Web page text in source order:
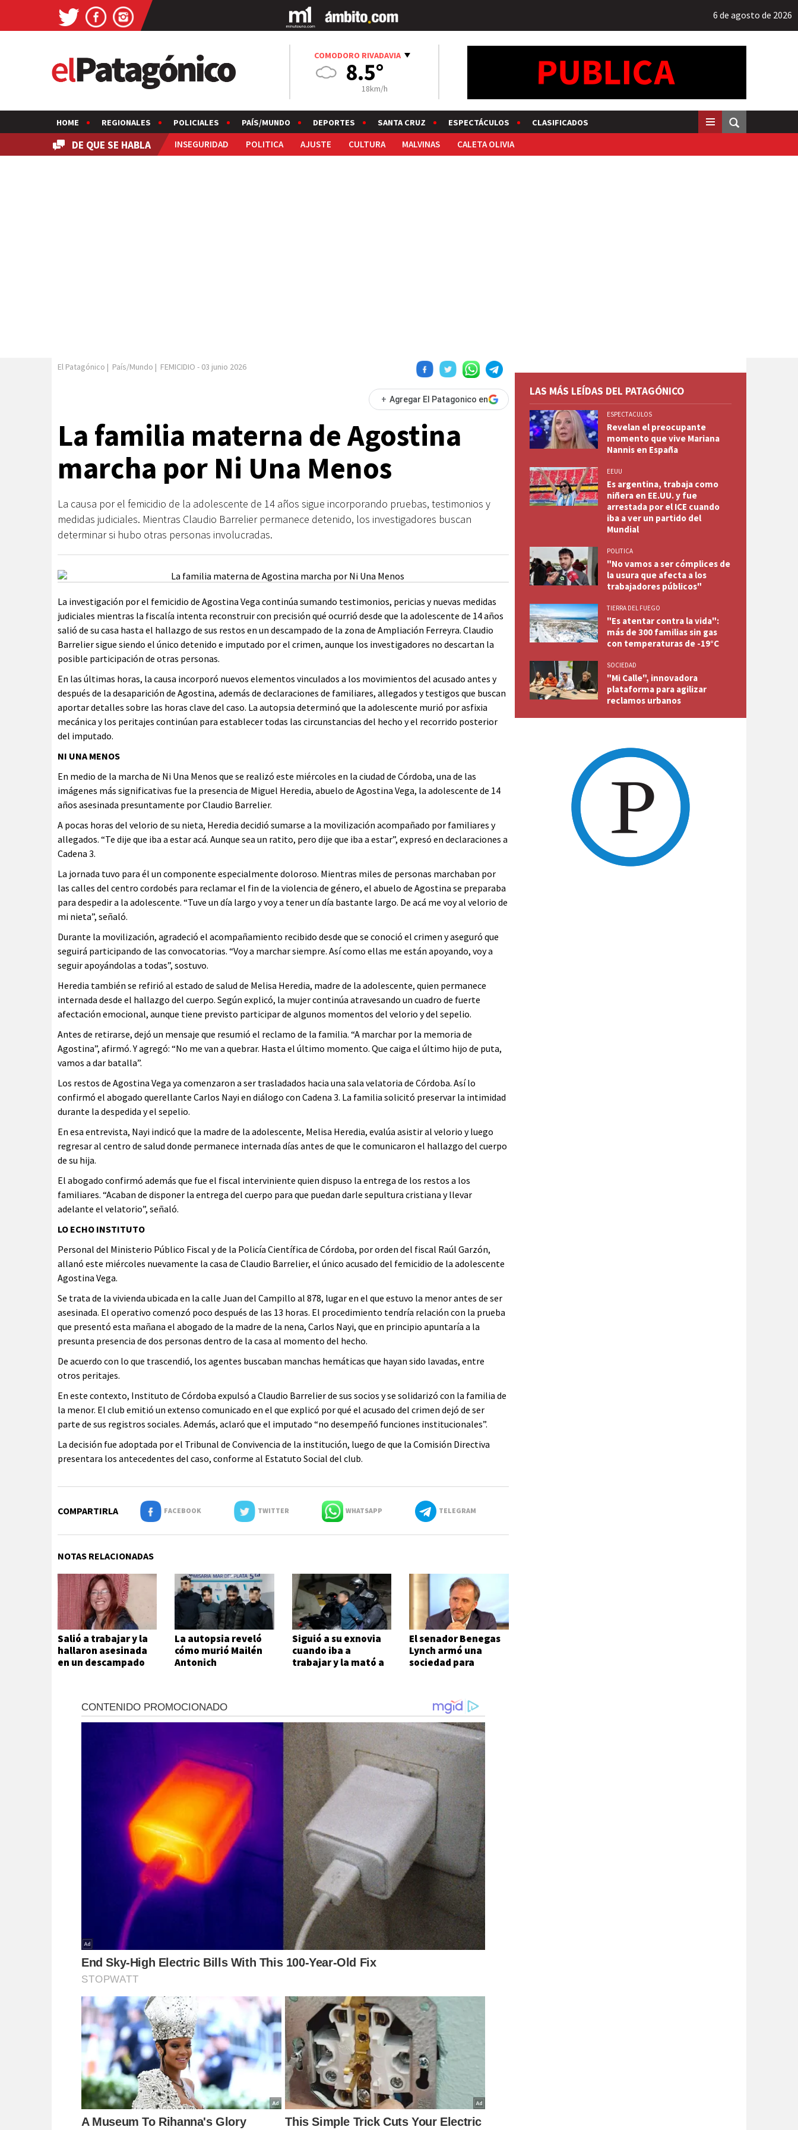
6 de agosto de 2026
COMODORO RIVADAVIA
8.5°
18km/h
HOME REGIONALES POLICIALES PAÍS/MUNDO DEPORTES SANTA CRUZ ESPECTÁCULOS CLASIFICADOS
DE QUE SE HABLA INSEGURIDAD POLITICA AJUSTE CULTURA MALVINAS CALETA OLIVIA
El Patagónico | País/Mundo | FEMICIDIO - 03 junio 2026
+ Agregar El Patagonico en
La familia materna de Agostina
marcha por Ni Una Menos
La causa por el femicidio de la adolescente de 14 años sigue incorporando pruebas, testimonios y
medidas judiciales. Mientras Claudio Barrelier permanece detenido, los investigadores buscan
determinar si hubo otras personas involucradas.
La investigación por el femicidio de Agostina Vega continúa sumando testimonios, pericias y nuevas medidas
judiciales mientras la fiscalía intenta reconstruir con precisión qué ocurrió desde que la adolescente de 14 años
salió de su casa hasta el hallazgo de sus restos en un descampado de la zona de Ampliación Ferreyra. Claudio
Barrelier sigue siendo el único detenido e imputado por el crimen, aunque los investigadores no descartan la
posible participación de otras personas.
En las últimas horas, la causa incorporó nuevos elementos vinculados a los movimientos del acusado antes y
después de la desaparición de Agostina, además de declaraciones de familiares, allegados y testigos que buscan
aportar detalles sobre las horas clave del caso. La autopsia determinó que la adolescente murió por asfixia
mecánica y los peritajes continúan para establecer todas las circunstancias del hecho y el recorrido posterior
del imputado.
NI UNA MENOS
En medio de la marcha de Ni Una Menos que se realizó este miércoles en la ciudad de Córdoba, una de las
imágenes más significativas fue la presencia de Miguel Heredia, abuelo de Agostina Vega, la adolescente de 14
años asesinada presuntamente por Claudio Barrelier.
A pocas horas del velorio de su nieta, Heredia decidió sumarse a la movilización acompañado por familiares y
allegados. “Te dije que iba a estar acá. Aunque sea un ratito, pero dije que iba a estar”, expresó en declaraciones a
Cadena 3.
La jornada tuvo para él un componente especialmente doloroso. Mientras miles de personas marchaban por
las calles del centro cordobés para reclamar el fin de la violencia de género, el abuelo de Agostina se preparaba
para despedir a la adolescente. “Tuve un día largo y voy a tener un día bastante largo. De acá me voy al velorio de
mi nieta”, señaló.
Durante la movilización, agradeció el acompañamiento recibido desde que se conoció el crimen y aseguró que
seguirá participando de las convocatorias. “Voy a marchar siempre. Así como ellas me están apoyando, voy a
seguir apoyándolas a todas”, sostuvo.
Heredia también se refirió al estado de salud de Melisa Heredia, madre de la adolescente, quien permanece
internada desde el hallazgo del cuerpo. Según explicó, la mujer continúa atravesando un cuadro de fuerte
afectación emocional, aunque tiene previsto participar de algunos momentos del velorio y del sepelio.
Antes de retirarse, dejó un mensaje que resumió el reclamo de la familia. “A marchar por la memoria de
Agostina”, afirmó. Y agregó: “No me van a quebrar. Hasta el último momento. Que caiga el último hijo de puta,
vamos a dar batalla”.
Los restos de Agostina Vega ya comenzaron a ser trasladados hacia una sala velatoria de Córdoba. Así lo
confirmó el abogado querellante Carlos Nayi en diálogo con Cadena 3. La familia solicitó preservar la intimidad
durante la despedida y el sepelio.
En esa entrevista, Nayi indicó que la madre de la adolescente, Melisa Heredia, evalúa asistir al velorio y luego
regresar al centro de salud donde permanece internada días antes de que le comunicaron el hallazgo del cuerpo
de su hija.
El abogado confirmó además que fue el fiscal interviniente quien dispuso la entrega de los restos a los
familiares. “Acaban de disponer la entrega del cuerpo para que puedan darle sepultura cristiana y llevar
adelante el velatorio”, señaló.
LO ECHO INSTITUTO
Personal del Ministerio Público Fiscal y de la Policía Científica de Córdoba, por orden del fiscal Raúl Garzón,
allanó este miércoles nuevamente la casa de Claudio Barrelier, el único acusado del femicidio de la adolescente
Agostina Vega.
Se trata de la vivienda ubicada en la calle Juan del Campillo al 878, lugar en el que estuvo la menor antes de ser
asesinada. El operativo comenzó poco después de las 13 horas. El procedimiento tendría relación con la prueba
que presentó esta mañana el abogado de la madre de la nena, Carlos Nayi, que en principio apuntaría a la
presunta presencia de dos personas dentro de la casa al momento del hecho.
De acuerdo con lo que trascendió, los agentes buscaban manchas hemáticas que hayan sido lavadas, entre
otros peritajes.
En este contexto, Instituto de Córdoba expulsó a Claudio Barrelier de sus socios y se solidarizó con la familia de
la menor. El club emitió un extenso comunicado en el que explicó por qué el acusado del crimen dejó de ser
parte de sus registros sociales. Además, aclaró que el imputado “no desempeñó funciones institucionales”.
La decisión fue adoptada por el Tribunal de Convivencia de la institución, luego de que la Comisión Directiva
presentara los antecedentes del caso, conforme al Estatuto Social del club.
COMPARTIRLA FACEBOOK TWITTER WHATSAPP TELEGRAM
NOTAS RELACIONADAS
Salió a trabajar y la
hallaron asesinada
en un descampado
La autopsia reveló
cómo murió Mailén
Antonich
Siguió a su exnovia
cuando iba a
trabajar y la mató a
El senador Benegas
Lynch armó una
sociedad para
LAS MÁS LEÍDAS DEL PATAGÓNICO
ESPECTACULOS
Revelan el preocupante
momento que vive Mariana
Nannis en España
EEUU
Es argentina, trabaja como
niñera en EE.UU. y fue
arrestada por el ICE cuando
iba a ver un partido del
Mundial
POLITICA
"No vamos a ser cómplices de
la usura que afecta a los
trabajadores públicos"
TIERRA DEL FUEGO
"Es atentar contra la vida":
más de 300 familias sin gas
con temperaturas de -19°C
SOCIEDAD
"Mi Calle", innovadora
plataforma para agilizar
reclamos urbanos